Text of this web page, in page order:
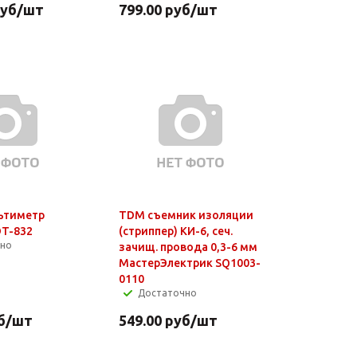
/шт 799.00руб/шт
832
/шт
TDM съемник изоляции
(стриппер) КИ-6, сеч.
зачищ. провода 0,3-6 мм
МастерЭлектрик SQ1003-
0110
Достаточно
549.00руб/шт